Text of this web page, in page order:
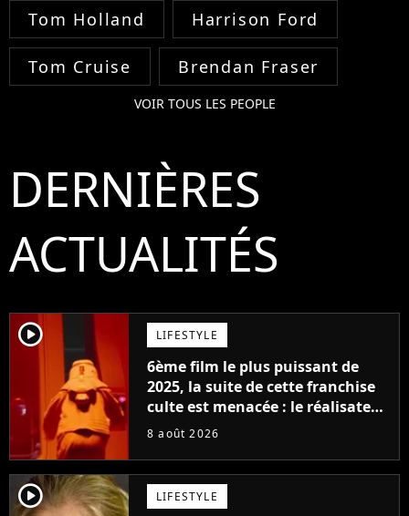
Tom Holland Harrison Ford
Tom Cruise Brendan Fraser
VOIR TOUS LES PEOPLE
DERNIÈRES
ACTUALITÉS
player2 LIFESTYLE
6ème film le plus puissant de
2025, la suite de cette franchise
culte est menacée : le réalisateur
claque la porte pour "différends
8 août 2026
player2 LIFESTYLE